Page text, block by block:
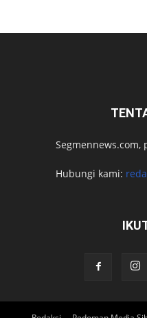
Hubungi kami: